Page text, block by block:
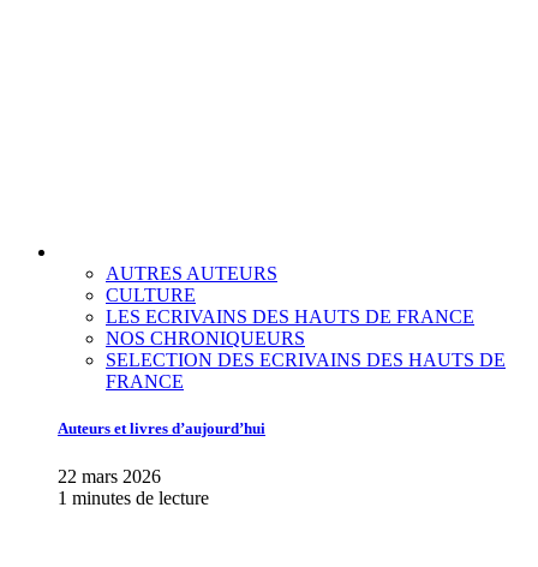
AUTRES AUTEURS
CULTURE
LES ECRIVAINS DES HAUTS DE FRANCE
NOS CHRONIQUEURS
SELECTION DES ECRIVAINS DES HAUTS DE
FRANCE
Auteurs et livres d’aujourd’hui
22 mars 2026
1 minutes de lecture